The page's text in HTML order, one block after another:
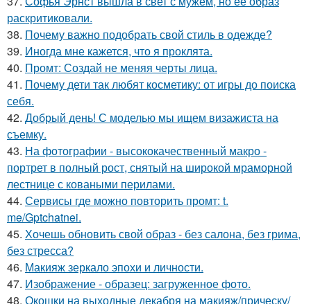
раскритиковали.
38. Почему важно подобрать свой стиль в одежде?
39. Иногда мне кажется, что я проклята.
40. Промт: Создай не меняя черты лица.
41. Почему дети так любят косметику: от игры до поиска
себя.
42. Добрый день! С моделью мы ищем визажиста на
съемку.
43. На фотографии - высококачественный макро -
портрет в полный рост, снятый на широкой мраморной
лестнице с коваными перилами.
44. Сервисы где можно повторить промт: t.
me/Gptchatnei.
45. Хочешь обновить свой образ - без салона, без грима,
без стресса?
46. Макияж зеркало эпохи и личности.
47. Изображение - образец: загруженное фото.
48. Окошки на выходные декабря на макияж/прическу/